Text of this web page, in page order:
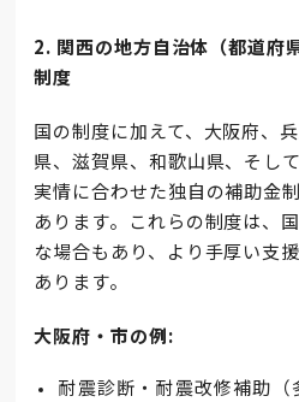
2. 関西の地方自治体（都道府
制度
国の制度に加えて、大阪府、
県、滋賀県、和歌山県、そし
実情に合わせた独自の補助金
あります。これらの制度は、
な場合もあり、より手厚い支
あります。
大阪府・市の例:
耐震診断・耐震改修補助（